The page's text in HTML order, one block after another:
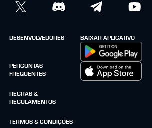
DESENVOLVEDORES
PERGUNTAS
FREQUENTES
REGRAS &
REGULAMENTOS
TERMOS & CONDIÇÕES
BAIXAR APLICATIVO